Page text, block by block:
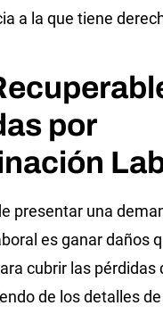
a la que tiene
por
presentar una
es ganar daños
cubrir las pérdidas
de los detalles